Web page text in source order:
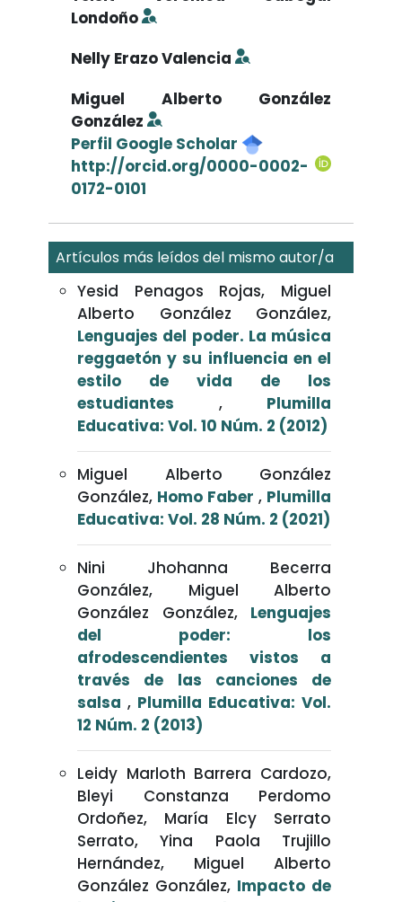
Londoño
Nelly Erazo Valencia
Miguel Alberto González
González
Perfil Google Scholar
http://orcid.org/0000-0002-
0172-0101
Artículos más leídos del mismo autor/a
Yesid Penagos Rojas, Miguel
Alberto González González,
Lenguajes del poder. La música
reggaetón y su influencia en el
estilo de vida de los
estudiantes , Plumilla
Educativa: Vol. 10 Núm. 2 (2012)
Miguel Alberto González
González, Homo Faber , Plumilla
Educativa: Vol. 28 Núm. 2 (2021)
Nini Jhohanna Becerra
González, Miguel Alberto
González González, Lenguajes
del poder: los
afrodescendientes vistos a
través de las canciones de
salsa , Plumilla Educativa: Vol.
12 Núm. 2 (2013)
Leidy Marloth Barrera Cardozo,
Bleyi Constanza Perdomo
Ordoñez, María Elcy Serrato
Serrato, Yina Paola Trujillo
Hernández, Miguel Alberto
González González, Impacto de